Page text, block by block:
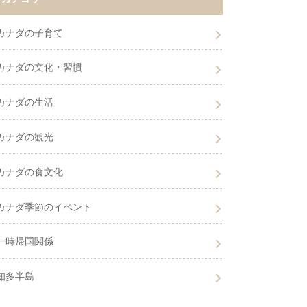
ナダの子育て
ナダの文化・習慣
ナダの生活
ナダの観光
ナダの食文化
ナダ季節のイベント
時帰国関係
多半島